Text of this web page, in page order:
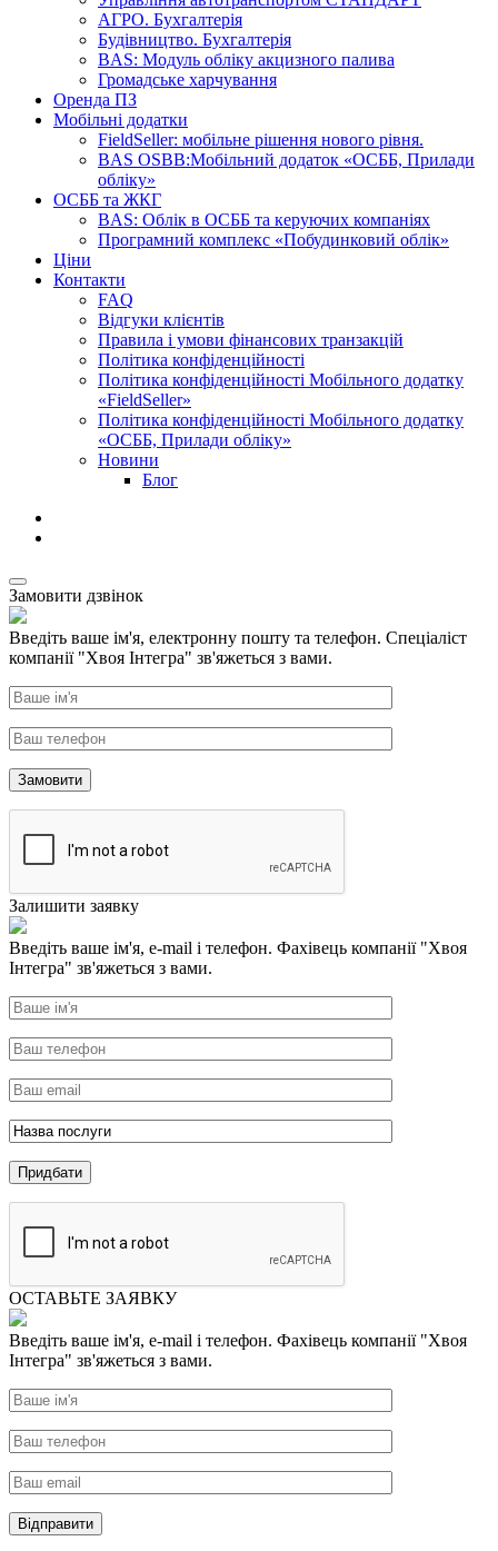
АГРО. Бухгалтерія
Будівництво. Бухгалтерія
BAS: Модуль обліку акцизного палива
Громадське харчування
Оренда ПЗ
Мобільні додатки
FieldSeller: мобільне рішення нового рівня.
BAS OSBB:Мобільний додаток «ОСББ, Прилади
обліку»
ОСББ та ЖКГ
BAS: Облік в ОСББ та керуючих компаніях
Програмний комплекс «Побудинковий облік»
Ціни
Контакти
FAQ
Відгуки клієнтів
Правила і умови фінансових транзакцій
Політика конфіденційності
Політика конфіденційності Мобільного додатку
«FieldSeller»
Політика конфіденційності Мобільного додатку
«ОСББ, Прилади обліку»
Новини
Блог
Замовити дзвінок
Введіть ваше ім'я, електронну пошту та телефон. Спеціаліст
компанії "Хвоя Інтегра" зв'яжеться з вами.
Залишити заявку
Введіть ваше ім'я, e-mail і телефон. Фахівець компанії "Хвоя
Інтегра" зв'яжеться з вами.
ОСТАВЬТЕ ЗАЯВКУ
Введіть ваше ім'я, e-mail і телефон. Фахівець компанії "Хвоя
Інтегра" зв'яжеться з вами.